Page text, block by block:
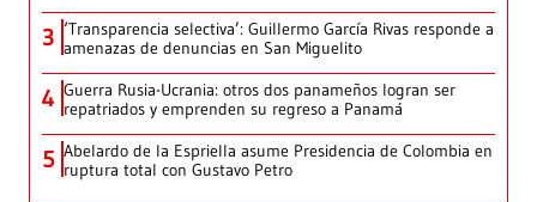
3 ‘Transparencia selectiva’: Guillermo García Rivas responde a
amenazas de denuncias en San Miguelito
4 Guerra Rusia-Ucrania: otros dos panameños logran ser
repatriados y emprenden su regreso a Panamá
5 Abelardo de la Espriella asume Presidencia de Colombia en
ruptura total con Gustavo Petro